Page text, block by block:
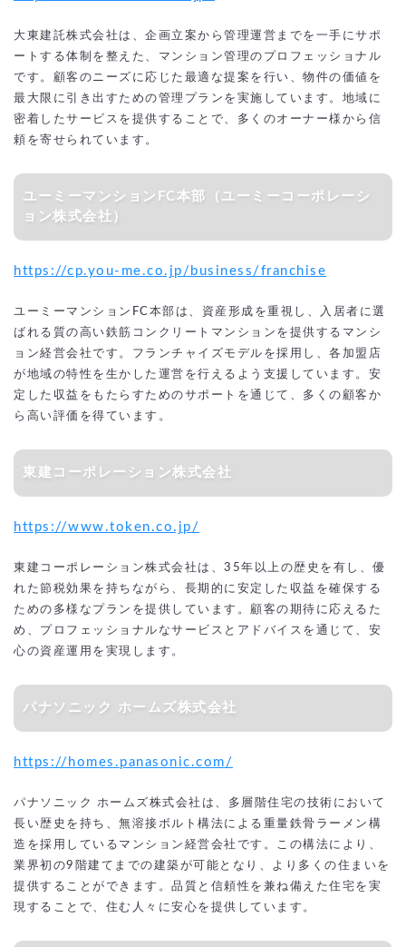
大東建託株式会社は、企画立案から管理運営までを一手にサポ
ートする体制を整えた、マンション管理のプロフェッショナル
です。顧客のニーズに応じた最適な提案を行い、物件の価値を
最大限に引き出すための管理プランを実施しています。地域に
密着したサービスを提供することで、多くのオーナー様から信
頼を寄せられています。
ユーミーマンションFC本部（ユーミーコーポレーシ
ョン株式会社）
https://cp.you-me.co.jp/business/franchise
ユーミーマンションFC本部は、資産形成を重視し、入居者に選
ばれる質の高い鉄筋コンクリートマンションを提供するマンシ
ョン経営会社です。フランチャイズモデルを採用し、各加盟店
が地域の特性を生かした運営を行えるよう支援しています。安
定した収益をもたらすためのサポートを通じて、多くの顧客か
ら高い評価を得ています。
東建コーポレーション株式会社
https://www.token.co.jp/
東建コーポレーション株式会社は、35年以上の歴史を有し、優
れた節税効果を持ちながら、長期的に安定した収益を確保する
ための多様なプランを提供しています。顧客の期待に応えるた
め、プロフェッショナルなサービスとアドバイスを通じて、安
心の資産運用を実現します。
パナソニック ホームズ株式会社
https://homes.panasonic.com/
パナソニック ホームズ株式会社は、多層階住宅の技術において
長い歴史を持ち、無溶接ボルト構法による重量鉄骨ラーメン構
造を採用しているマンション経営会社です。この構法により、
業界初の9階建てまでの建築が可能となり、より多くの住まいを
提供することができます。品質と信頼性を兼ね備えた住宅を実
現することで、住む人々に安心を提供しています。